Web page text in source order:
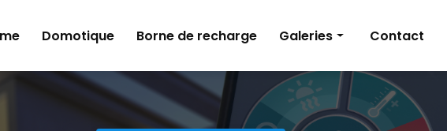
Domotique Borne de recharge Galeries
Électricité
Alarme
Contact